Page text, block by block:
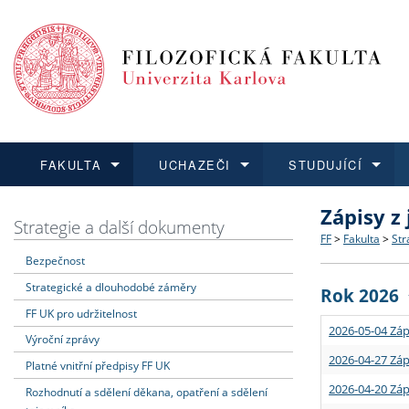
FAKULTA
Dozvědět se více
Struktura
Strategie
Podpora
UCHAZEČI
Podat přihlášku
Co
Učitelské
STUDUJÍCÍ
Dozvědět se více
Rigorózní
Dozvědět se více
O vědě a
Granty a
Dozvědět se více
Aktuální
Strategie a další dokumenty
Bezpečnost
Strategické a dlouhodobé záměry
FF UK pro udržitelnost
Výroční zprávy
Platné vnitřní předpisy FF UK
Rozhodnutí a sdělení děkana, opatření a sdělení
Zápisy
FF > Fakulta >
Rok 2026
2026-05-04
2026-04-27
2026-04-20